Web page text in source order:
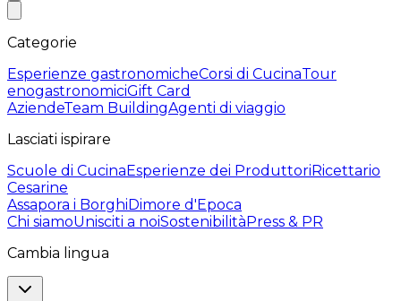
Categorie
Esperienze gastronomicheCorsi di CucinaTour
enogastronomiciGift Card
AziendeTeam BuildingAgenti di viaggio
Lasciati ispirare
Scuole di CucinaEsperienze dei ProduttoriRicettario
Cesarine
Assapora i BorghiDimore d'Epoca
Chi siamoUnisciti a noiSostenibilitàPress & PR
Cambia lingua